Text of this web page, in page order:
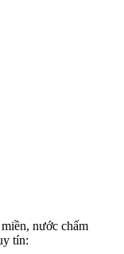
nước chấm
tín: